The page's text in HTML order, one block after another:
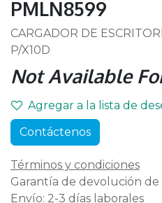
PMLN8599
CARGADOR DE
P/X10D
Not Available
Agregar a la lista de
Contáctenos
Términos y condiciones
Garantía de devolución de
Envío: 2-3 días laborales